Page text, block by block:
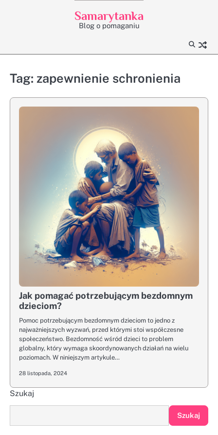
Samarytanka
Blog o pomaganiu
Tag: zapewnienie schronienia
Jak pomagać potrzebującym bezdomnym
dzieciom?
Pomoc potrzebującym bezdomnym dzieciom to jedno z
najważniejszych wyzwań, przed którymi stoi współczesne
społeczeństwo. Bezdomność wśród dzieci to problem
globalny, który wymaga skoordynowanych działań na wielu
poziomach. W niniejszym artykule…
28 listopada, 2024
Szukaj
Szukaj